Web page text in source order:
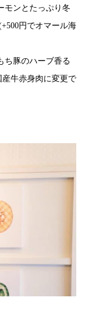
モンとたっぷり冬
円でオマール海
ち豚のハーブ香る
産牛赤身肉に変更で